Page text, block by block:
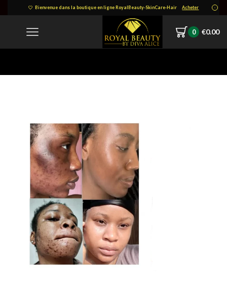
Bienvenue dans la boutique en ligne RoyalBeauty-SkinCare-Hair Acheter
0 €0.00